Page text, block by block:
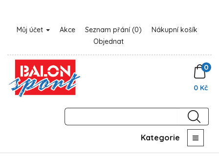
Můj účet Akce Seznam přání (0)
Nákupní košík
Objednat
0
0 Kč
Kategorie